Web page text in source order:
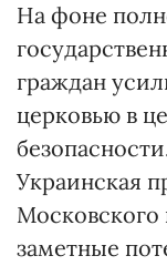
На фоне
граждан
церковью в
Украинская
Московского
заметные